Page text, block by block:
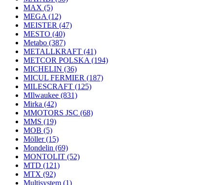
MAX (5)
MEGA (12)
MEISTER (47)
MESTO (40)
Metabo (387)
METALLKRAFT (41)
METCOR POLSKA (194)
MICHELIN (36)
MICUL FERMIER (187)
MILESCRAFT (125)
MIlwaukee (831)
Mirka (42)
MMOTORS JSC (68)
MMS (19)
MOB (5)
Möller(15)
Mondelin (69)
MONTOLIT (52)
MTD (121)
MTX (92)
Multisystem (1)